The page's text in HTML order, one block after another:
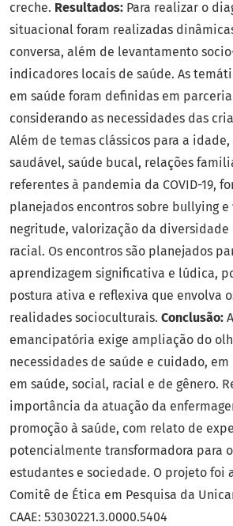
creche. Resultados: Para realizar o
situacional foram realizadas
conversa, além de levantamento
indicadores locais de saúde. As
em saúde foram definidas em
considerando as necessidades das
Além de temas clássicos para a
saudável, saúde bucal, relações
referentes à pandemia da COVID-19,
planejados encontros sobre bullying
negritude, valorização da diversidade
racial. Os encontros são planejados
aprendizagem significativa e lúdica,
postura ativa e reflexiva que envolva
realidades socioculturais. Conclusão:
emancipatória exige ampliação do
necessidades de saúde e cuidado,
em saúde, social, racial e de gênero.
importância da atuação da
promoção à saúde, com relato de
potencialmente transformadora para
estudantes e sociedade. O projeto foi
Comitê de Ética em Pesquisa da
CAAE: 53030221.3.0000.5404